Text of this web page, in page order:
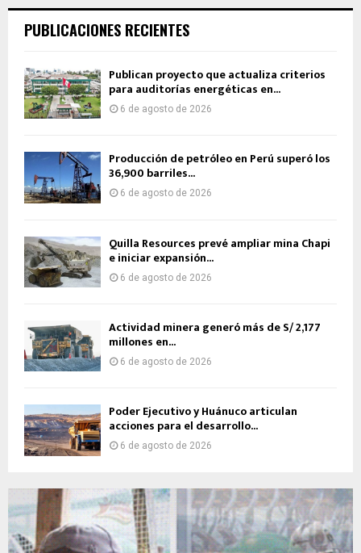
PUBLICACIONES RECIENTES
Publican proyecto que actualiza criterios
para auditorías energéticas en...
6 de agosto de 2026
Producción de petróleo en Perú superó los
36,900 barriles...
6 de agosto de 2026
Quilla Resources prevé ampliar mina Chapi
e iniciar expansión...
6 de agosto de 2026
Actividad minera generó más de S/ 2,177
millones en...
6 de agosto de 2026
Poder Ejecutivo y Huánuco articulan
acciones para el desarrollo...
6 de agosto de 2026